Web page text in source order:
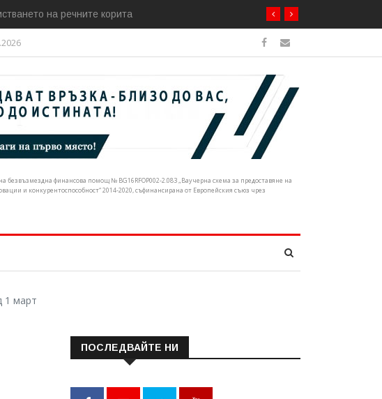
на речните корита
безвъзмездна финансова помощ № BG16RFOP002-2.083 „Ваучерна схема за предоставяне на
и конкурентоспособност“ 2014-2020, съфинансирана от Европейския съюз чрез
1 март
ПОСЛЕДВАЙТЕ НИ